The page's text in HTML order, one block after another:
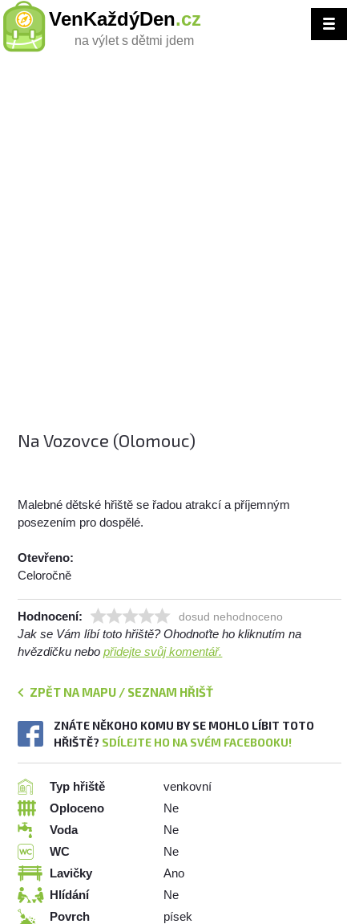
VenKaždýDen.cz
na výlet s dětmi jdem
Na Vozovce (Olomouc)
Malebné dětské hřiště se řadou atrakcí a příjemným
posezením pro dospělé.
Otevřeno:
Celoročně
Hodnocení: dosud nehodnoceno
Jak se Vám líbí toto hřiště? Ohodnoťte ho kliknutím na
hvězdičku nebopřidejte svůj komentář.
ZPĚT NA MAPU / SEZNAM HŘIŠŤ
ZNÁTE NĚKOHO KOMU BY SE MOHLO LÍBIT TOTO
HŘIŠTĚ? SDÍLEJTE HO NA SVÉM FACEBOOKU!
Typ hřiště
venkovní
Oploceno
Ne
Voda
Ne
WC
Ne
Lavičky
Ano
Hlídání
Ne
Povrch
písek